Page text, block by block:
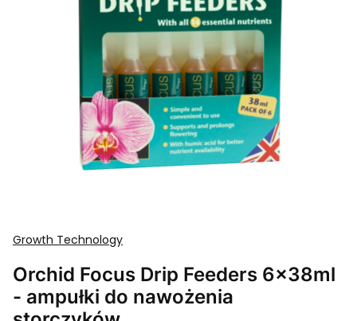
Growth Technology
Orchid Focus Drip Feeders 6x38ml
- ampułki do nawożenia